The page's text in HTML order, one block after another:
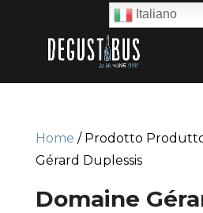
Home / Prodotto
Gérard Duplessis
Domaine
Italiano